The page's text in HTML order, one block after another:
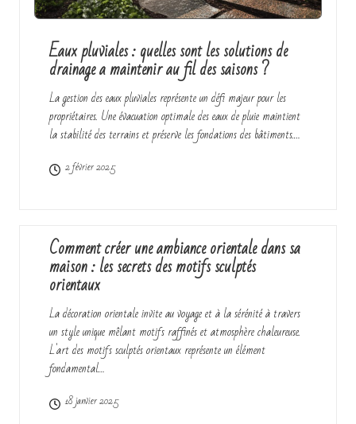
Eaux pluviales : quelles sont les solutions de
drainage a maintenir au fil des saisons ?
La gestion des eaux pluviales représente un défi majeur pour les
propriétaires. Une évacuation optimale des eaux de pluie maintient
la stabilité des terrains et préserve les fondations des bâtiments.…
2 février 2025
Comment créer une ambiance orientale dans sa
maison : les secrets des motifs sculptés
orientaux
La décoration orientale invite au voyage et à la sérénité à travers
un style unique mêlant motifs raffinés et atmosphère chaleureuse.
L'art des motifs sculptés orientaux représente un élément
fondamental…
18 janvier 2025